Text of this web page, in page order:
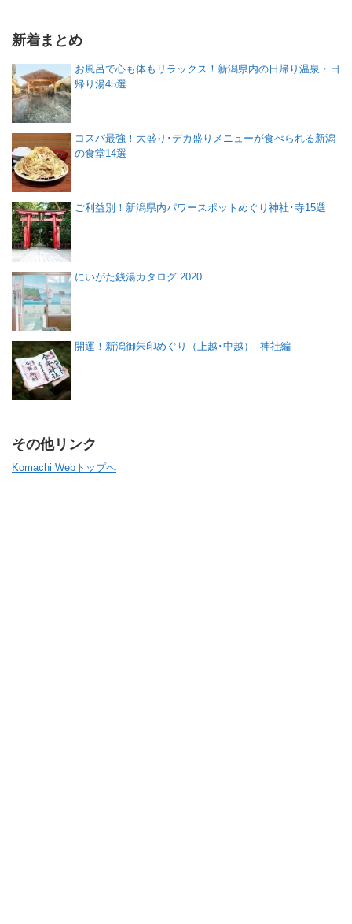
新着まとめ
お風呂で心も体もリラックス！新潟県内の日帰り温泉・日
帰り湯45選
コスパ最強！大盛り･デカ盛りメニューが食べられる新潟
の食堂14選
ご利益別！新潟県内パワースポットめぐり神社･寺15選
にいがた銭湯カタログ 2020
開運！新潟御朱印めぐり（上越･中越） -神社編-
その他リンク
Komachi Webトップへ